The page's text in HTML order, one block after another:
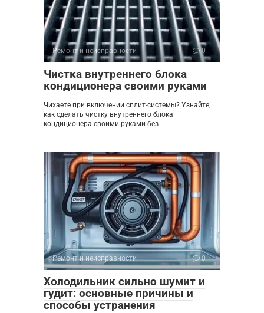
Ремонт и неисправности 0
Чистка внутреннего блока
кондиционера своими руками
Чихаете при включении сплит-системы? Узнайте,
как сделать чистку внутреннего блока
кондиционера своими руками без
Ремонт и неисправности 0
Холодильник сильно шумит и
гудит: основные причины и
способы устранения